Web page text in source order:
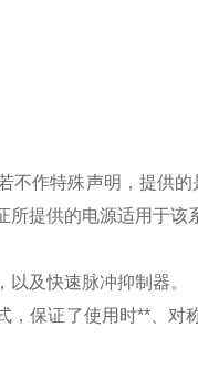
不作特殊声明，提供的
所提供的电源适用于该
及快速脉冲抑制器。
保证了使用时**、对